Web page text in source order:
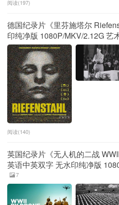
阅读(197)
德国纪录片《里芬施塔尔
印纯净版 1080P/MKV/2.12G 艺
阅读(140)
英国纪录片《无人机的二战
英语中英双字 无水印纯净版
7